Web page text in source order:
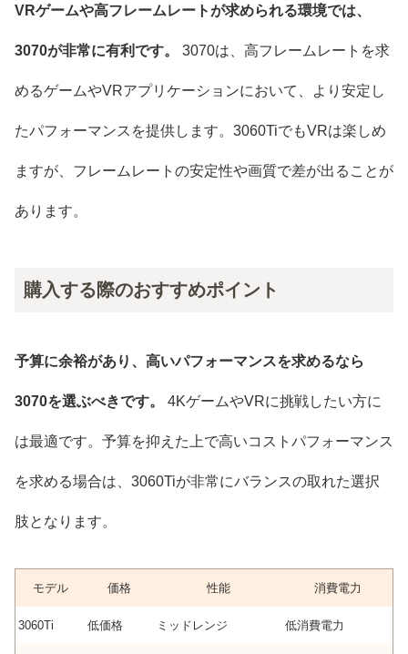
VRゲームや高フレームレートが求められる環境では、
3070が非常に有利です。 3070は、高フレームレートを求
めるゲームやVRアプリケーションにおいて、より安定し
たパフォーマンスを提供します。3060TiでもVRは楽しめ
ますが、フレームレートの安定性や画質で差が出ることが
あります。
購入する際のおすすめポイント
予算に余裕があり、高いパフォーマンスを求めるなら
3070を選ぶべきです。 4KゲームやVRに挑戦したい方に
は最適です。予算を抑えた上で高いコストパフォーマンス
を求める場合は、3060Tiが非常にバランスの取れた選択
肢となります。
モデル 価格 性能 消費電力
3060Ti 低価格 ミッドレンジ 低消費電力